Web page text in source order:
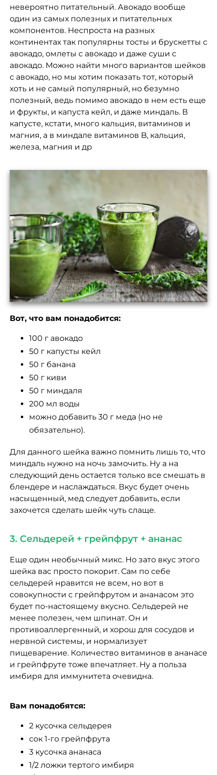
невероятно питательный. Авокадо вообще
один из самых полезных и питательных
компонентов. Неспроста на разных
континентах так популярны тосты и брускетты с
авокадо, омлеты с авокадо и даже суши с
авокадо. Можно найти много вариантов шейков
с авокадо, но мы хотим показать тот, который
хоть и не самый популярный, но безумно
полезный, ведь помимо авокадо в нем есть еще
и фрукты, и капуста кейл, и даже миндаль. В
капусте, кстати, много кальция, витаминов и
магния, а в миндале витаминов B, кальция,
железа, магния и др
Вот, что вам понадобится:
100 г авокадо
50 г капусты кейл
50 г банана
50 г киви
50 г миндаля
200 мл воды
можно добавить 30 г меда (но не
обязательно).
Для данного шейка важно помнить лишь то, что
миндаль нужно на ночь замочить. Ну а на
следующий день остается только все смешать в
блендере и наслаждаться. Вкус будет очень
насыщенный, мед следует добавить, если
захочется сделать шейк чуть слаще.
3. Сельдерей + грейпфрут + ананас
Еще один необычный микс. Но зато вкус этого
шейка вас просто покорит. Сам по себе
сельдерей нравится не всем, но вот в
совокупности с грейпфрутом и ананасом это
будет по-настоящему вкусно. Сельдерей не
менее полезен, чем шпинат. Он и
противоаллергенный, и хорош для сосудов и
нервной системы, и нормализует
пищеварение. Количество витаминов в ананасе
и грейпфруте тоже впечатляет. Ну а польза
имбиря для иммунитета очевидна.
Вам понадобятся:
2 кусочка сельдерея
сок 1-го грейпфрута
3 кусочка ананаса
1/2 ложки тертого имбиря